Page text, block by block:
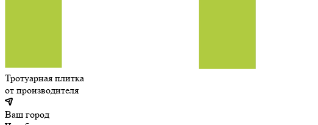
Тротуарная плитка
от производителя
Ваш город